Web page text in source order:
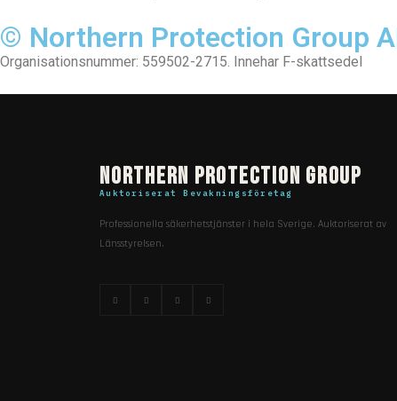
© Northern Protection Group
Organisationsnummer: 559502-2715. Innehar F-skattsedel
Northern Protection Group
Auktoriserat Bevakningsföretag
Professionella säkerhetstjänster i hela Sverige. Auktoriserat av
Länsstyrelsen.